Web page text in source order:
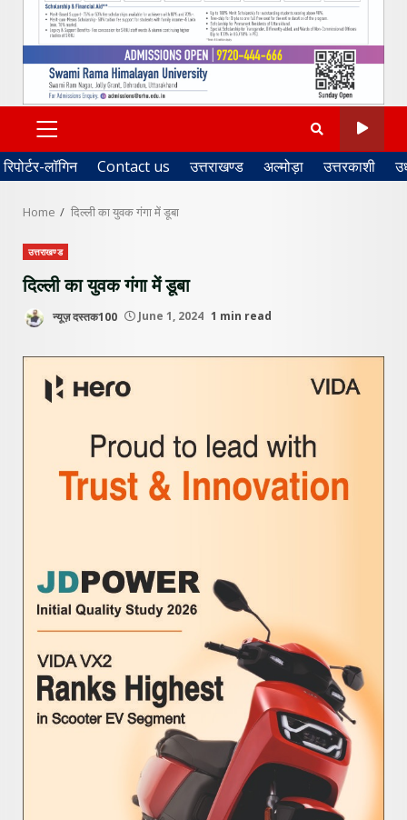
PRIMARY
MENU
रिपोर्टर-लॉगिन Contact us उत्तराखण्ड अल्मोड़ा उत्तरकाशी
Home दिल्ली का युवक गंगा में डूबा
उत्तराखण्ड
दिल्ली का युवक गंगा में डूबा
न्यूज़ दस्तक100 June 1, 2024 1 min read